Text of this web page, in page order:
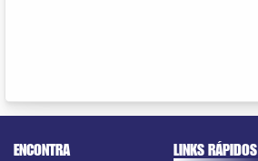
ENCONTRA
LINKS RÁPIDOS